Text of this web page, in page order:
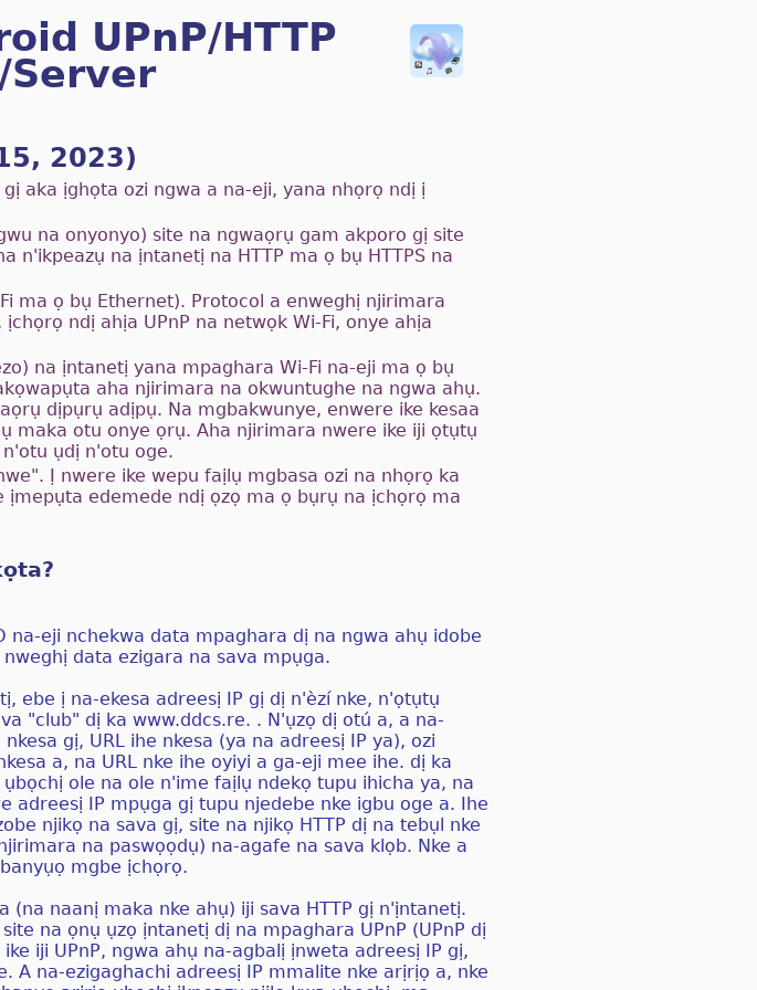
UPnP/HTTP
2023)
aka ịghọta ozi ngwa a na-eji, yana nhọrọ ndị ị
na onyonyo) site na ngwaọrụ gam akporo gị site
n'ikpeazụ na ịntanetị na HTTP ma ọ bụ HTTPS na
ma ọ bụ Ethernet). Protocol a enweghị njirimara
ndị ahịa UPnP na netwọk Wi-Fi, onye ahịa
na ịntanetị yana mpaghara Wi-Fi na-eji ma ọ bụ
aha njirimara na okwuntughe na ngwa ahụ.
dịpụrụ adịpụ. Na mgbakwunye, enwere ike kesaa
maka otu onye ọrụ. Aha njirimara nwere ike iji ọtụtụ
ụdị n'otu oge.
Ị nwere ike wepu faịlụ mgbasa ozi na nhọrọ ka
ịmepụta edemede ndị ọzọ ma ọ bụrụ na ịchọrọ ma
na-eji nchekwa data mpaghara dị na ngwa ahụ idobe
data ezigara na sava mpụga.
ebe ị na-ekesa adreesị IP gị dị n'èzí nke, n'ọtụtụ
"club" dị ka www.ddcs.re. . N'ụzọ dị otú a, a na-
gị, URL ihe nkesa (ya na adreesị IP ya), ozi
a, na URL nke ihe oyiyi a ga-eji mee ihe. dị ka
ole na ole n'ime faịlụ ndekọ tupu ihicha ya, na
adreesị IP mpụga gị tupu njedebe nke igbu oge a. Ihe
njikọ na sava gị, site na njikọ HTTP dị na tebụl nke
na paswọọdụ) na-agafe na sava klọb. Nke a
mgbe ịchọrọ.
(na naanị maka nke ahụ) iji sava HTTP gị n'ịntanetị.
na ọnụ ụzọ ịntanetị dị na mpaghara UPnP (UPnP dị
iji UPnP, ngwa ahụ na-agbalị ịnweta adreesị IP gị,
A na-ezigaghachi adreesị IP mmalite nke arịrịọ a, nke